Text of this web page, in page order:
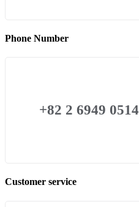
Phone Number
+82 2 6949 0514
Customer service